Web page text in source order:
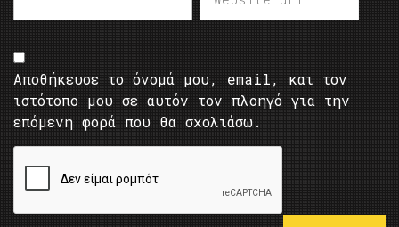
Αποθήκευσε το όνομά μου, email, και τον
ιστότοπο μου σε αυτόν τον πλοηγό για την
επόμενη φορά που θα σχολιάσω.